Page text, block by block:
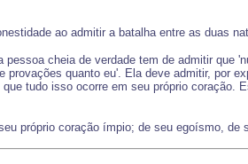
ao admitir a batalha entre as duas
cheia de verdade tem de admitir que
quanto eu'. Ela deve admitir, por
tudo isso ocorre em seu próprio coração.
próprio coração ímpio; de seu egoísmo,